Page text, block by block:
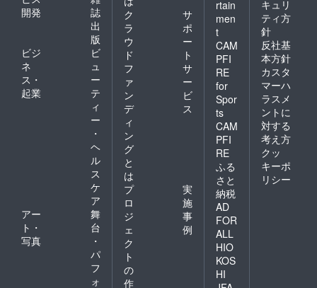
開発
誌
出
版
ビジ
ネ
ス・
起業
ビ
ュ
ー
テ
ィ
ー
・
ヘ
ル
ス
ケ
ア
アー
ト・
写真
舞
台
・
パ
フ
ォ
ク
ラ
ウ
ド
フ
ァ
ン
デ
ィ
ン
グ
と
は
サ
ポ
ー
ト
サ
ー
ビ
ス
プ
ロ
ジ
ェ
ク
ト
の
作
実
施
事
例
rtain
men
t
CAM
PFI
RE
for
Spor
ts
CAM
PFI
RE
ふる
さと
納税
AD
FOR
ALL
HIO
KOS
HI
キュリ
ティ方
針
反社基
本方針
カスタ
マーハ
ラスメ
ントに
対する
考え方
クッ
キーポ
リシー